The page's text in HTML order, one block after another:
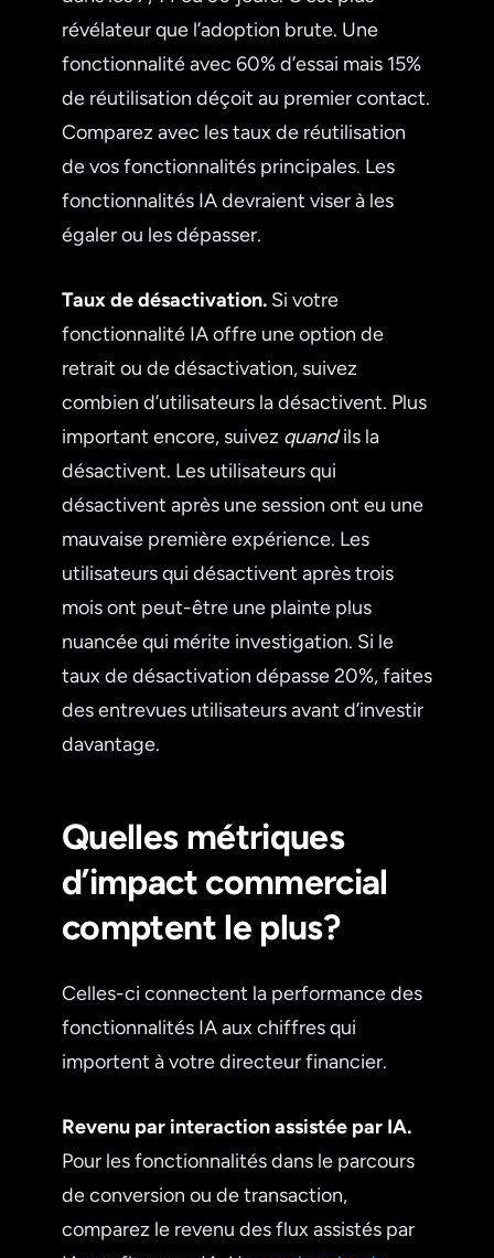
révélateur que l’adoption brute. Une
fonctionnalité avec 60% d’essai mais 15%
de réutilisation déçoit au premier contact.
Comparez avec les taux de réutilisation
de vos fonctionnalités principales. Les
fonctionnalités IA devraient viser à les
égaler ou les dépasser.
Taux de désactivation. Si votre
fonctionnalité IA offre une option de
retrait ou de désactivation, suivez
combien d’utilisateurs la désactivent. Plus
important encore, suivez quandils la
désactivent. Les utilisateurs qui
désactivent après une session ont eu une
mauvaise première expérience. Les
utilisateurs qui désactivent après trois
mois ont peut-être une plainte plus
nuancée qui mérite investigation. Si le
taux de désactivation dépasse 20%, faites
des entrevues utilisateurs avant d’investir
davantage.
Quelles métriques
d’impact commercial
comptent le plus?
Celles-ci connectent la performance des
fonctionnalités IA aux chiffres qui
importent à votre directeur financier.
Revenu par interaction assistée par IA.
Pour les fonctionnalités dans le parcours
de conversion ou de transaction,
comparez le revenu des flux assistés par